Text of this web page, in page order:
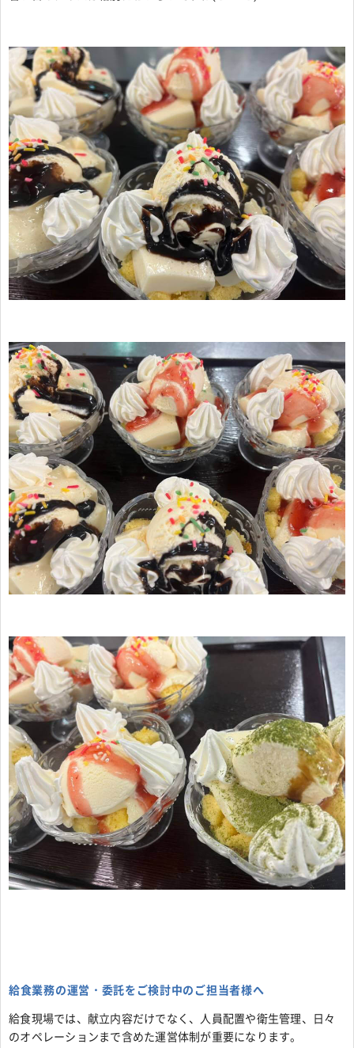
給食業務の運営・委託をご検討中のご担当者様へ
給食現場では、献立内容だけでなく、人員配置や衛生管理、日々
のオペレーションまで含めた運営体制が重要になります。